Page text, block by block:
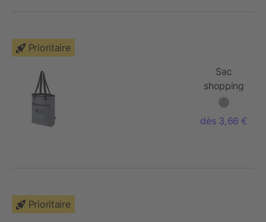
Prioritaire
Sac
shopping
isotherme
Felta GRS
en feutrine
dès 3,66 €
Prioritaire